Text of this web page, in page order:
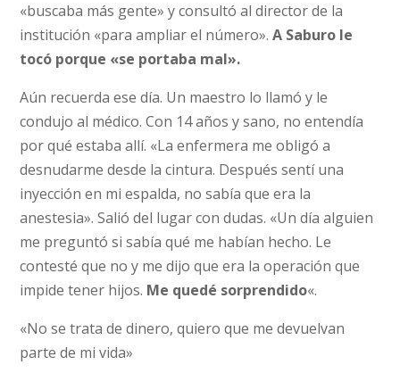
«buscaba más gente» y consultó al director de la
institución «para ampliar el número».A Saburo le
tocó porque «se portaba mal».
Aún recuerda ese día. Un maestro lo llamó y le
condujo al médico. Con 14 años y sano, no entendía
por qué estaba allí. «La enfermera me obligó a
desnudarme desde la cintura. Después sentí una
inyección en mi espalda, no sabía que era la
anestesia». Salió del lugar con dudas. «Un día alguien
me preguntó si sabía qué me habían hecho. Le
contesté que no y me dijo que era la operación que
impide tener hijos. Me quedé sorprendido«.
«No se trata de dinero, quiero que me devuelvan
parte de mi vida»